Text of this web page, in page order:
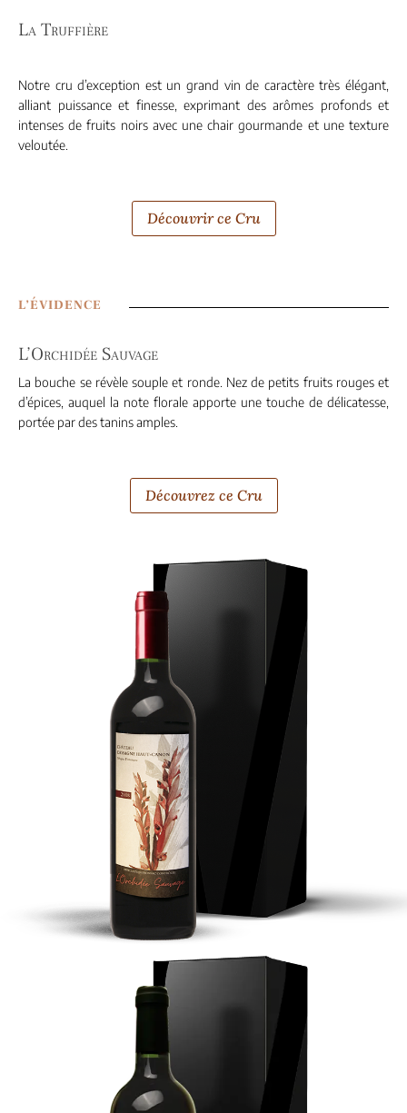
La Truffière
Notre cru d’exception est un grand vin de caractère très élégant,
alliant puissance et finesse, exprimant des arômes profonds et
intenses de fruits noirs avec une chair gourmande et une texture
veloutée.
Découvrir ce Cru
L’ÉVIDENCE
L’Orchidée Sauvage
La bouche se révèle souple et ronde. Nez de petits fruits rouges et
d’épices, auquel la note florale apporte une touche de délicatesse,
portée par des tanins amples.
Découvrez ce Cru